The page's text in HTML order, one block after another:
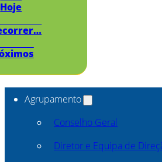
Hoje
Agrupamento
Conselho Geral
Diretor e Equipa de